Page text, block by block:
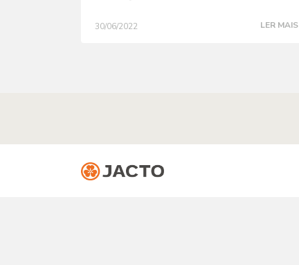
30/06/2022 LER MAIS